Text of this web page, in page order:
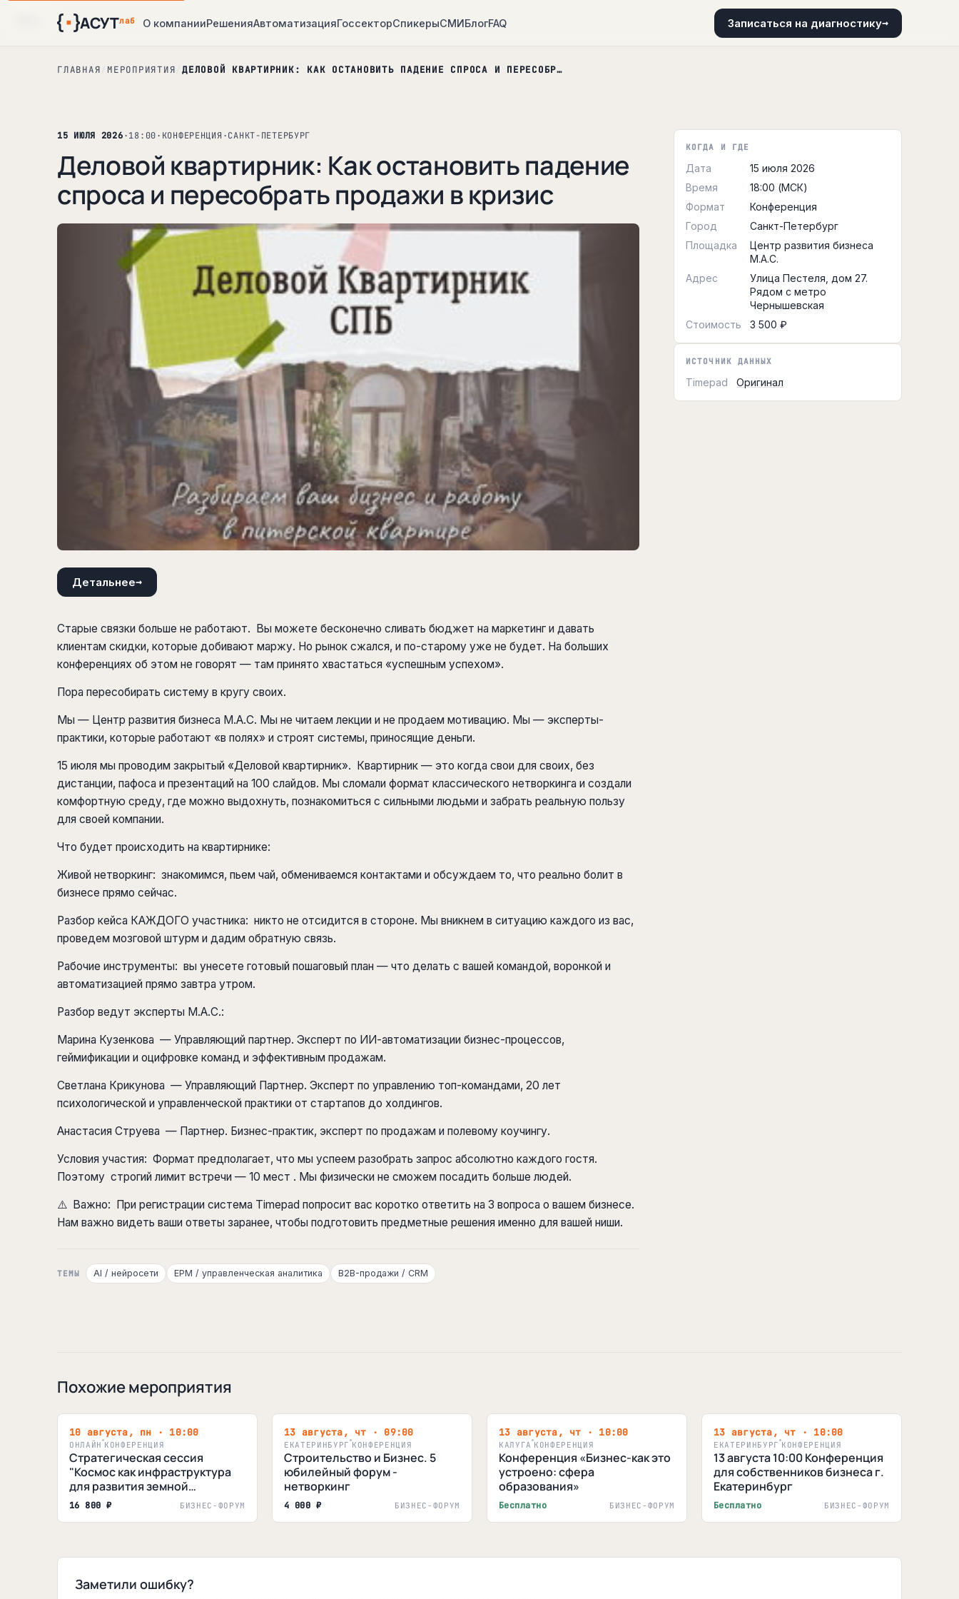
АСУТлаб О компанииРешенияАвтоматизацияГоссекторСпикерыСМИБлогFAQ Записаться на диагностику→
ГЛАВНАЯ МЕРОПРИЯТИЯ ДЕЛОВОЙ КВАРТИРНИК: КАК ОСТАНОВИТЬ ПАДЕНИЕ СПРОСА И ПЕРЕСОБР…
15 ИЮЛЯ 2026·18:00· КОНФЕРЕНЦИЯ ·САНКТ-ПЕТЕРБУРГ
Деловой квартирник: Как остановить падение
спроса и пересобрать продажи в кризис
Детальнее→
Старые связки больше не работают. Вы можете бесконечно сливать бюджет на маркетинг и давать
клиентам скидки, которые добивают маржу. Но рынок сжался, и по-старому уже не будет. На больших
конференциях об этом не говорят — там принято хвастаться «успешным успехом».
Пора пересобирать систему в кругу своих.
Мы — Центр развития бизнеса M.A.С. Мы не читаем лекции и не продаем мотивацию. Мы — эксперты-
практики, которые работают «в полях» и строят системы, приносящие деньги.
15 июля мы проводим закрытый «Деловой квартирник». Квартирник — это когда свои для своих, без
дистанции, пафоса и презентаций на 100 слайдов. Мы сломали формат классического нетворкинга и создали
комфортную среду, где можно выдохнуть, познакомиться с сильными людьми и забрать реальную пользу
для своей компании.
Что будет происходить на квартирнике:
Живой нетворкинг: знакомимся, пьем чай, обмениваемся контактами и обсуждаем то, что реально болит в
бизнесе прямо сейчас.
Разбор кейса КАЖДОГО участника: никто не отсидится в стороне. Мы вникнем в ситуацию каждого из вас,
проведем мозговой штурм и дадим обратную связь.
Рабочие инструменты: вы унесете готовый пошаговый план — что делать с вашей командой, воронкой и
автоматизацией прямо завтра утром.
Разбор ведут эксперты M.A.С.:
Марина Кузенкова — Управляющий партнер. Эксперт по ИИ-автоматизации бизнес-процессов,
геймификации и оцифровке команд и эффективным продажам.
Светлана Крикунова — Управляющий Партнер. Эксперт по управлению топ-командами, 20 лет
психологической и управленческой практики от стартапов до холдингов.
Анастасия Струева — Партнер. Бизнес-практик, эксперт по продажам и полевому коучингу.
Условия участия: Формат предполагает, что мы успеем разобрать запрос абсолютно каждого гостя.
Поэтому строгий лимит встречи — 10 мест . Мы физически не сможем посадить больше людей.
⚠️ Важно: При регистрации система Timepad попросит вас коротко ответить на 3 вопроса о вашем бизнесе.
Нам важно видеть ваши ответы заранее, чтобы подготовить предметные решения именно для вашей ниши.
ТЕМЫ AI / нейросети EPM / управленческая аналитика B2B-продажи / CRM
КОГДА И ГДЕ
Дата
15 июля 2026
Время
18:00 (МСК)
Формат
Конференция
Город
Санкт-Петербург
Площадка
Центр развития бизнеса
М.А.С.
Адрес
Улица Пестеля, дом 27.
Рядом с метро
Чернышевская
Стоимость
3 500 ₽
ИСТОЧНИК ДАННЫХ
Timepad Оригинал
Похожие мероприятия
10 августа, пн · 10:00
ОНЛАЙН КОНФЕРЕНЦИЯ
Стратегическая сессия
"Космос как инфраструктура
для развития земной
промышленности"
16 800 ₽ БИЗНЕС-ФОРУМ
13 августа, чт · 09:00
ЕКАТЕРИНБУРГ КОНФЕРЕНЦИЯ
Строительство и Бизнес. 5
юбилейный форум -
нетворкинг
4 000 ₽ БИЗНЕС-ФОРУМ
13 августа, чт · 10:00
КАЛУГА КОНФЕРЕНЦИЯ
Конференция «Бизнес-как это
устроено: сфера
образования»
Бесплатно БИЗНЕС-ФОРУМ
13 августа, чт · 10:00
ЕКАТЕРИНБУРГ КОНФЕРЕНЦИЯ
13 августа 10:00 Конференция
для собственников бизнеса г.
Екатеринбург
Бесплатно БИЗНЕС-ФОРУМ
Заметили ошибку?